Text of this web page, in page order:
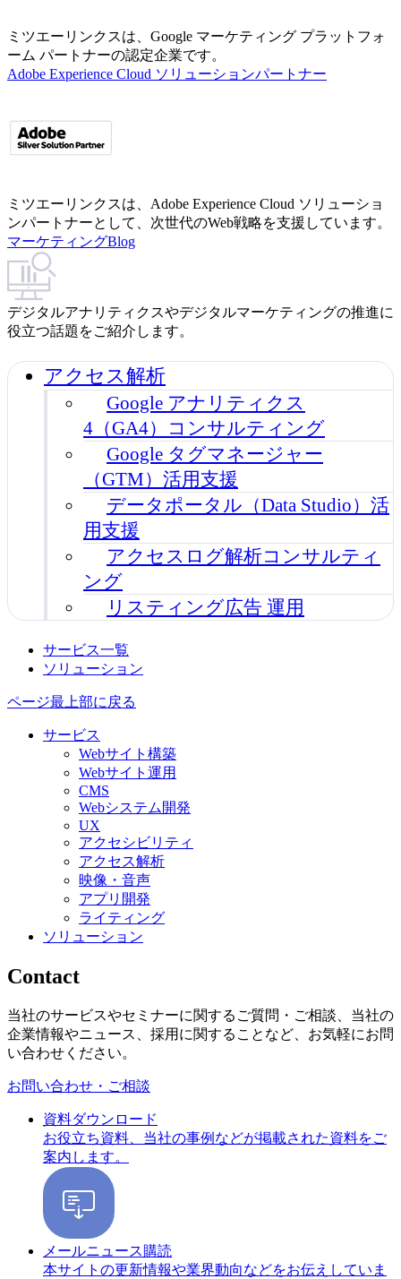
ミツエーリンクスは、Google マーケティング プラットフォ
ーム パートナーの認定企業です。
Adobe Experience Cloud ソリューションパートナー
ミツエーリンクスは、Adobe Experience Cloud ソリューショ
ンパートナーとして、次世代のWeb戦略を支援しています。
マーケティングBlog
デジタルアナリティクスやデジタルマーケティングの推進に
役立つ話題をご紹介します。
アクセス解析
Google アナリティクス
4（GA4）コンサルティング
Google タグマネージャー
（GTM）活用支援
データポータル（Data Studio）活
用支援
アクセスログ解析コンサルティ
ング
リスティング広告 運用
サービス一覧
ソリューション
ページ最上部に戻る
サービス
Webサイト構築
Webサイト運用
CMS
Webシステム開発
UX
アクセシビリティ
アクセス解析
映像・音声
アプリ開発
ライティング
ソリューション
Contact
当社のサービスやセミナーに関するご質問・ご相談、当社の
企業情報やニュース、採用に関することなど、お気軽にお問
い合わせください。
お問い合わせ・ご相談
資料ダウンロード
お役立ち資料、当社の事例などが掲載された資料をご
案内します。
メールニュース購読
本サイトの更新情報や業界動向などをお伝えしていま